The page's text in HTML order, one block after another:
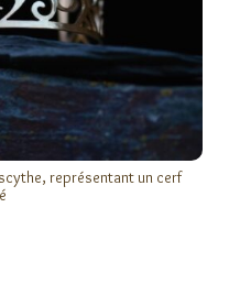
représentant un cerf